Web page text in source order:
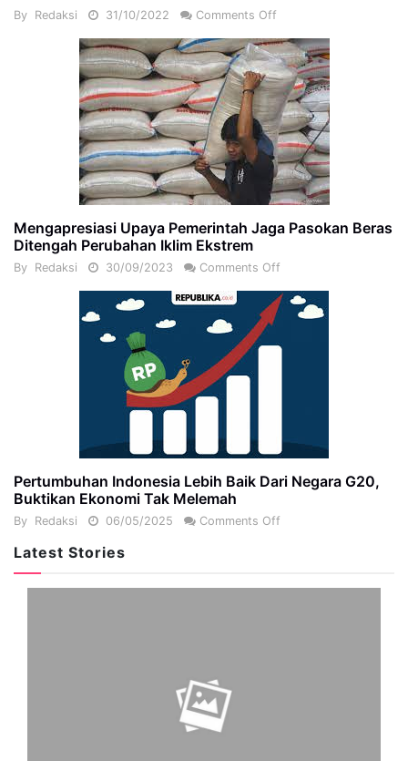
By Redaksi 31/10/2022 Comments Off
Mengapresiasi Upaya Pemerintah Jaga Pasokan Beras
Ditengah Perubahan Iklim Ekstrem
By Redaksi 30/09/2023 Comments Off
Pertumbuhan Indonesia Lebih Baik Dari Negara G20,
Buktikan Ekonomi Tak Melemah
By Redaksi 06/05/2025 Comments Off
Latest Stories